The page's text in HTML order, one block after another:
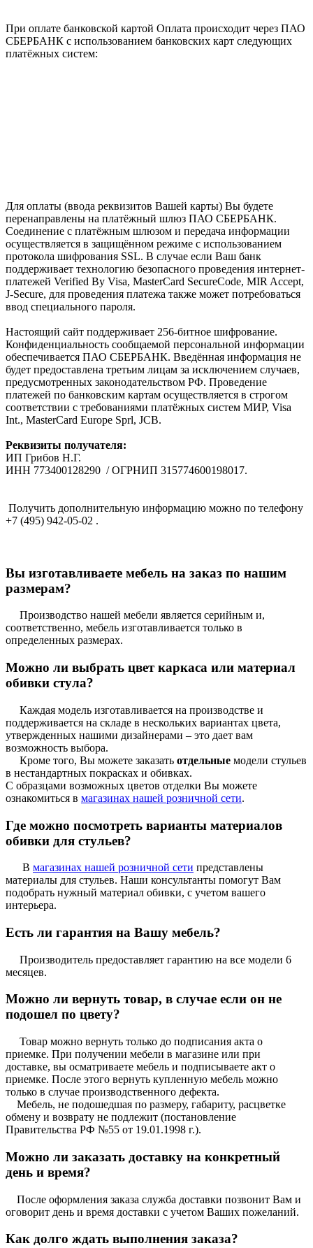
При оплате банковской картой Оплата происходит через ПАО
СБЕРБАНК с использованием банковских карт следующих
платёжных систем:
Для оплаты (ввода реквизитов Вашей карты) Вы будете
перенаправлены на платёжный шлюз ПАО СБЕРБАНК.
Соединение с платёжным шлюзом и передача информации
осуществляется в защищённом режиме с использованием
протокола шифрования SSL. В случае если Ваш банк
поддерживает технологию безопасного проведения интернет-
платежей Verified By Visa, MasterCard SecureCode, MIR Accept,
J-Secure, для проведения платежа также может потребоваться
ввод специального пароля.
Настоящий сайт поддерживает 256-битное шифрование.
Конфиденциальность сообщаемой персональной информации
обеспечивается ПАО СБЕРБАНК. Введённая информация не
будет предоставлена третьим лицам за исключением случаев,
предусмотренных законодательством РФ. Проведение
платежей по банковским картам осуществляется в строгом
соответствии с требованиями платёжных систем МИР, Visa
Int., MasterCard Europe Sprl, JCB.
Реквизиты получателя:
ИП Грибов Н.Г.
ИНН 773400128290 / ОГРНИП 315774600198017.
Получить дополнительную информацию можно по телефону
+7 (495) 942-05-02 .
Вы изготавливаете мебель на заказ по нашим
размерам?
Производство нашей мебели является серийным и,
соответственно, мебель изготавливается только в
определенных размерах.
Можно ли выбрать цвет каркаса или материал
обивки стула?
Каждая модель изготавливается на производстве и
поддерживается на складе в нескольких вариантах цвета,
утвержденных нашими дизайнерами – это дает вам
возможность выбора.
Кроме того, Вы можете заказать отдельные модели стульев
в нестандартных покрасках и обивках.
С образцами возможных цветов отделки Вы можете
ознакомиться в магазинах нашей розничной сети.
Где можно посмотреть варианты материалов
обивки для стульев?
В магазинах нашей розничной сети представлены
материалы для стульев. Наши консультанты помогут Вам
подобрать нужный материал обивки, с учетом вашего
интерьера.
Есть ли гарантия на Вашу мебель?
Производитель предоставляет гарантию на все модели 6
месяцев.
Можно ли вернуть товар, в случае если он не
подошел по цвету?
Товар можно вернуть только до подписания акта о
приемке. При получении мебели в магазине или при
доставке, вы осматриваете мебель и подписываете акт о
приемке. После этого вернуть купленную мебель можно
только в случае производственного дефекта.
Мебель, не подошедшая по размеру, габариту, расцветке
обмену и возврату не подлежит (постановление
Правительства РФ №55 от 19.01.1998 г.).
Можно ли заказать доставку на конкретный
день и время?
После оформления заказа служба доставки позвонит Вам и
оговорит день и время доставки с учетом Ваших пожеланий.
Как долго ждать выполнения заказа?